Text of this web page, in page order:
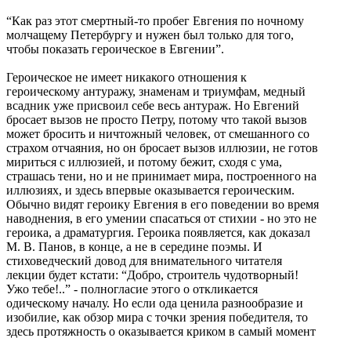
“Как раз этот смертный-то пробег Евгения по ночному
молчащему Петербургу и нужен был только для того,
чтобы показать героическое в Евгении”.
Героическое не имеет никакого отношения к
героическому антуражу, знаменам и триумфам, медный
всадник уже присвоил себе весь антураж. Но Евгений
бросает вызов не просто Петру, потому что такой вызов
может бросить и ничтожный человек, от смешанного со
страхом отчаяния, но он бросает вызов иллюзии, не готов
мириться с иллюзией, и потому бежит, сходя с ума,
страшась тени, но и не принимает мира, построенного на
иллюзиях, и здесь впервые оказывается героическим.
Обычно видят героику Евгения в его поведении во время
наводнения, в его умении спасаться от стихии - но это не
героика, а драматургия. Героика появляется, как доказал
М. В. Панов, в конце, а не в середине поэмы. И
стиховедческий довод для внимательного читателя
лекции будет кстати: “Добро, строитель чудотворный!
Ужо тебе!..” - полногласие этого о откликается
одическому началу. Но если ода ценила разнообразие и
изобилие, как обзор мира с точки зрения победителя, то
здесь протяжность о оказывается криком в самый момент